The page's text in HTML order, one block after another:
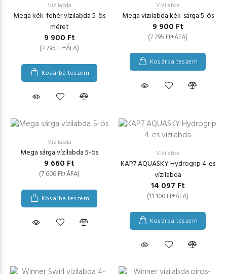
Vízilabda
Mega kék-fehér vízilabda 5-ös
méret
9 900 Ft
(7 795 Ft+ÁFA)
Kosárba teszem
Vízilabda
Mega vízilabda kék-sárga 5-ös
9 900 Ft
(7 795 Ft+ÁFA)
Kosárba teszem
Vízilabda
Mega sárga vízilabda 5-ös
9 660 Ft
(7 606 Ft+ÁFA)
Kosárba teszem
Vízilabda
KAP7 AQUASKY Hydrogrip 4-es
vízilabda
14 097 Ft
(11 100 Ft+ÁFA)
Kosárba teszem